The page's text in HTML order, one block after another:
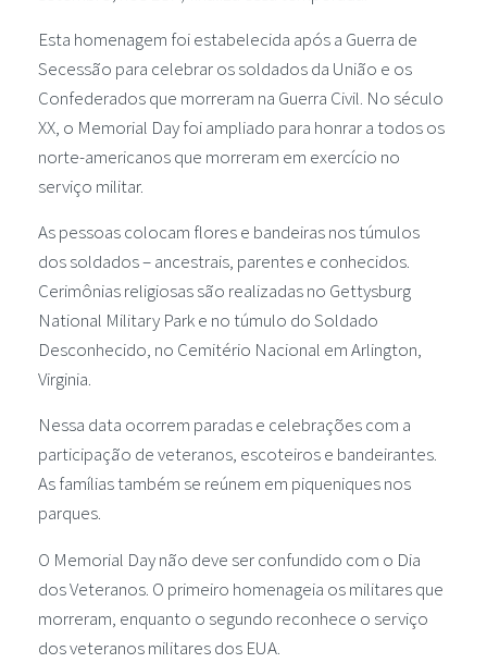
Esta homenagem foi estabelecida após a Guerra de
Secessão para celebrar os soldados da União e os
Confederados que morreram na Guerra Civil. No século
XX, o Memorial Day foi ampliado para honrar a todos os
norte-americanos que morreram em exercício no
serviço militar.
As pessoas colocam flores e bandeiras nos túmulos
dos soldados – ancestrais, parentes e conhecidos.
Cerimônias religiosas são realizadas no Gettysburg
National Military Park e no túmulo do Soldado
Desconhecido, no Cemitério Nacional em Arlington,
Virginia.
Nessa data ocorrem paradas e celebrações com a
participação de veteranos, escoteiros e bandeirantes.
As famílias também se reúnem em piqueniques nos
parques.
O Memorial Day não deve ser confundido com o Dia
dos Veteranos. O primeiro homenageia os militares que
morreram, enquanto o segundo reconhece o serviço
dos veteranos militares dos EUA.